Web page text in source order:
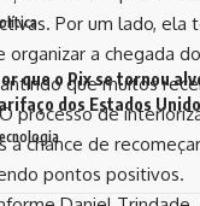
Por um lado, ela
organizar a chegada
que muitos
processo de
a chance de
pontos positivos.
ocorrência está
na transparência
à política fiscal do
a necessidade de
dos ativos e
financeiros em
Ele sugeriu que o